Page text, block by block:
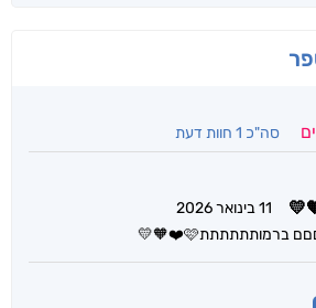
סה"כ 1 חוות דעת
11 בינואר 2026